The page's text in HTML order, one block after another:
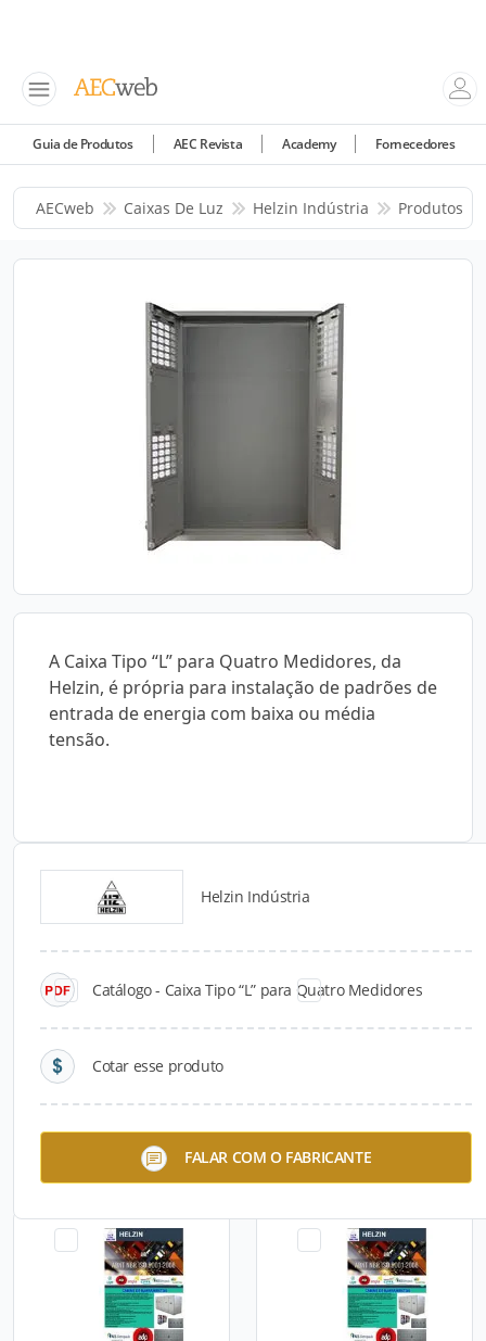
Guia de Produtos AEC Revista Academy Fornecedores
AECweb Caixas De Luz Helzin Indústria Produtos
A Caixa Tipo “L” para Quatro Medidores, da
Helzin, é própria para instalação de padrões de
entrada de energia com baixa ou média
tensão.
Helzin Indústria
Catálogo - Caixa Tipo “L” para Quatro Medidores
Cotar esse produto
FALAR COM O FABRICANTE
Catálogos para Download